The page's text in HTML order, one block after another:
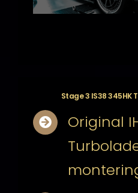
Stage 3 IS38 345HK
Original